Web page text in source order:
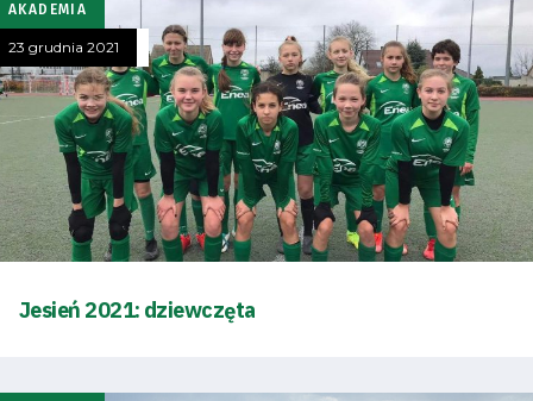
AKADEMIA
23 grudnia 2021
Jesień 2021: dziewczęta